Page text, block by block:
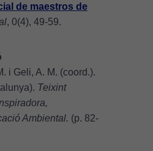
de maestros de
, 0(4), 49-59.
i Geli, A. M. (coord.).
Teixint
Ambiental. (p. 82-